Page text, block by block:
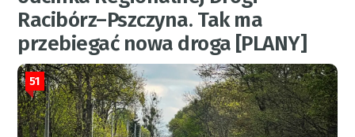
Racibórz–Pszczyna. Tak ma
przebiegać nowa droga [PLANY]
51